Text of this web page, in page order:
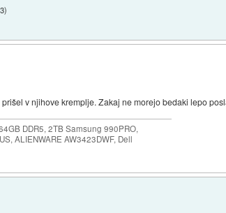
)
v njihove kremplje. Zakaj ne morejo bedaki lepo
DDR5, 2TB Samsung 990PRO,
ALIENWARE AW3423DWF, Dell